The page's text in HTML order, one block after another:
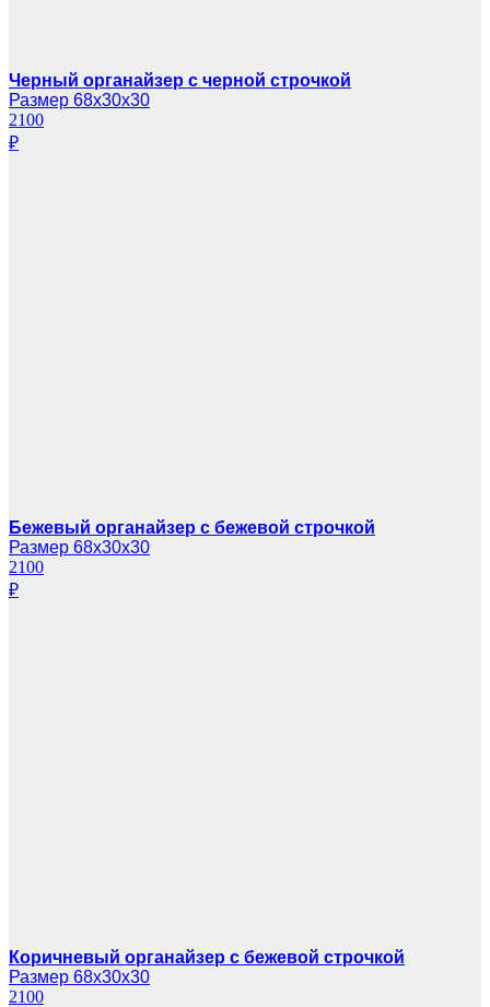
Черный органайзер с черной строчкой
Размер 68х30х30
2100
₽
Бежевый органайзер с бежевой строчкой
Размер 68х30х30
2100
₽
Коричневый органайзер с бежевой строчкой
Размер 68х30х30
2100